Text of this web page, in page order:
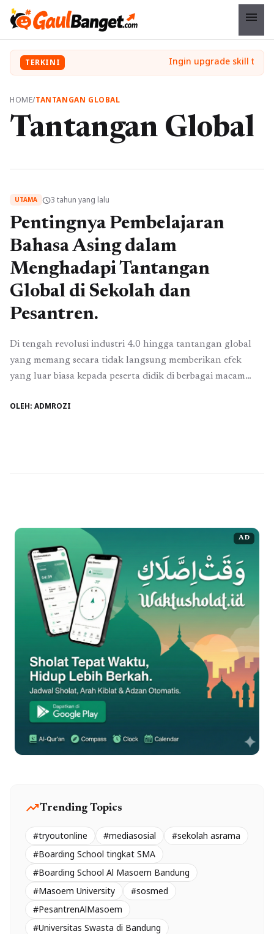
menu
TERKINI
HOME/TANTANGAN GLOBAL
Tantangan Global
UTAMA schedule3 tahun yang lalu
Pentingnya Pembelajaran
Bahasa Asing dalam
Menghadapi Tantangan
Global di Sekolah dan
Pesantren.
Di tengah revolusi industri 4.0 hingga tantangan global
yang memang secara tidak langsung memberikan efek
yang luar biasa kepada peserta didik di berbagai macam
konteks sekolah dan pesantren muncul sebagai tonggak
OLEH: ADMROZI
AD
trending_upTrending Topics
#tryoutonline #mediasosial
#sekolah asrama
#Boarding School tingkat SMA
#Boarding School Al Masoem Bandung
#Masoem University
#sosmed
#PesantrenAlMasoem
#Universitas Swasta di Bandung